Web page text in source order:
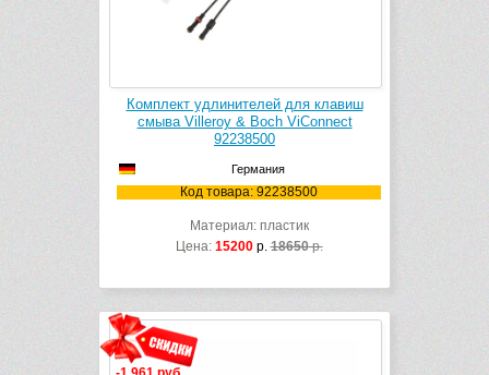
Комплект удлинителей для клавиш
смыва Villeroy & Boch ViConnect
92238500
Германия
Код товара: 92238500
Материал: пластик
Цена: 15200р.18650р.